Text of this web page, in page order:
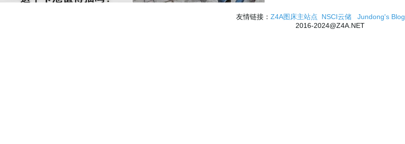
友情链接： Z4A图床主站点 NSCI云储 Jundong's Blog
2016-2024@Z4A.NET